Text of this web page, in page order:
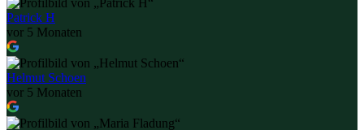
Patrick H
vor 5 Monaten
Helmut Schoen
vor 5 Monaten